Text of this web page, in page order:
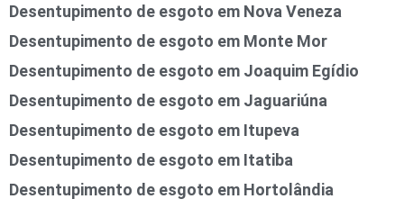
Desentupimento de esgoto em Nova Veneza
Desentupimento de esgoto em Monte Mor
Desentupimento de esgoto em Joaquim Egídio
Desentupimento de esgoto em Jaguariúna
Desentupimento de esgoto em Itupeva
Desentupimento de esgoto em Itatiba
Desentupimento de esgoto em Hortolândia